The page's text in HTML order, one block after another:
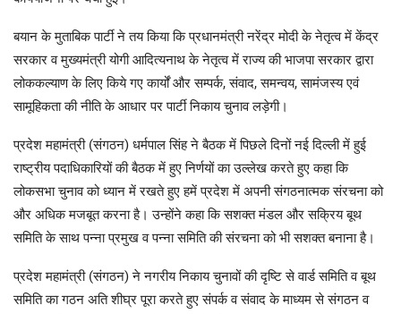
बयान के मुताबिक पार्टी ने तय किया कि प्रधानमंत्री नरेंद्र मोदी के नेतृत्व में केंद्र
सरकार व मुख्यमंत्री योगी आदित्यनाथ के नेतृत्व में राज्य की भाजपा सरकार द्वारा
लोककल्याण के लिए किये गए कार्यों और सम्पर्क, संवाद, समन्वय, सामंजस्य एवं
सामूहिकता की नीति के आधार पर पार्टी निकाय चुनाव लड़ेगी।
प्रदेश महामंत्री (संगठन) धर्मपाल सिंह ने बैठक में पिछले दिनों नई दिल्ली में हुई
राष्ट्रीय पदाधिकारियों की बैठक में हुए निर्णयों का उल्लेख करते हुए कहा कि
लोकसभा चुनाव को ध्यान में रखते हुए हमें प्रदेश में अपनी संगठनात्मक संरचना को
और अधिक मजबूत करना है। उन्होंने कहा कि सशक्त मंडल और सक्रिय बूथ
समिति के साथ पन्ना प्रमुख व पन्ना समिति की संरचना को भी सशक्त बनाना है।
प्रदेश महामंत्री (संगठन) ने नगरीय निकाय चुनावों की दृष्टि से वार्ड समिति व बूथ
समिति का गठन अति शीघ्र पूरा करते हुए संपर्क व संवाद के माध्यम से संगठन व